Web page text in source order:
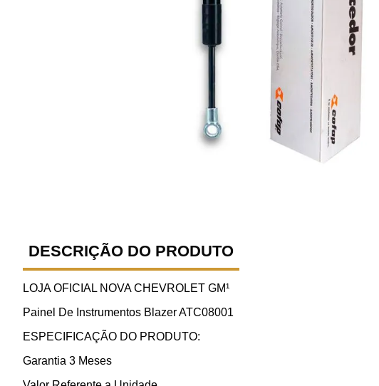
DESCRIÇÃO DO PRODUTO
LOJA OFICIAL NOVA CHEVROLET GM¹
Painel De Instrumentos Blazer ATC08001
ESPECIFICAÇÃO DO PRODUTO:
Garantia 3 Meses